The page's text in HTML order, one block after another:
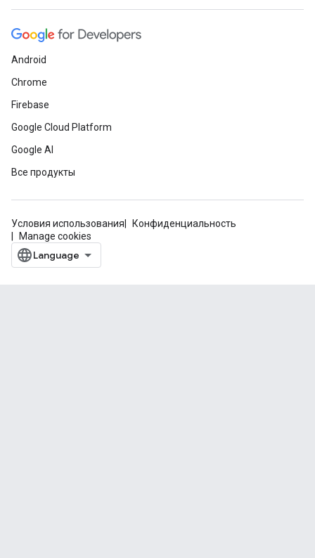
Android
Chrome
Firebase
Google Cloud Platform
Google AI
Все продукты
Условия использования
Конфиденциальность
Manage cookies